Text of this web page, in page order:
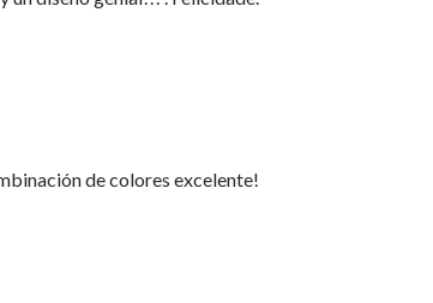
de colores excelente!